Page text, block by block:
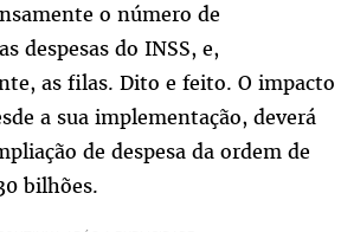
o número de
despesas do INSS, e,
as filas. Dito e feito. O impacto
a sua implementação, deverá
de despesa da ordem de
bilhões.